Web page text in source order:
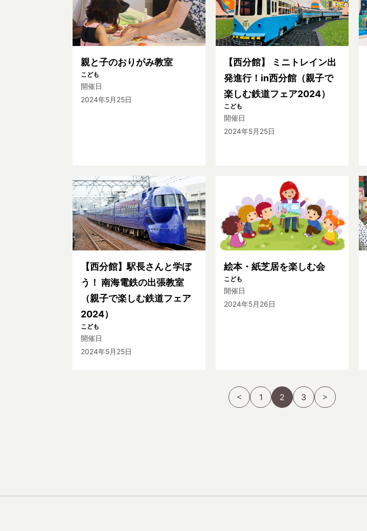
親と子のおりがみ教室
こども
開催日
2024年5月25日
【西分館】 ミニトレイン出
発進行！in西分館（親子で
楽しむ鉄道フェア2024）
こども
開催日
2024年5月25日
【西分館】駅長さんと学ぼ
う！ 南海電鉄の出張教室
（親子で楽しむ鉄道フェア
2024）
こども
開催日
2024年5月25日
絵本・紙芝居を楽しむ会
こども
開催日
2024年5月26日
1 2 3